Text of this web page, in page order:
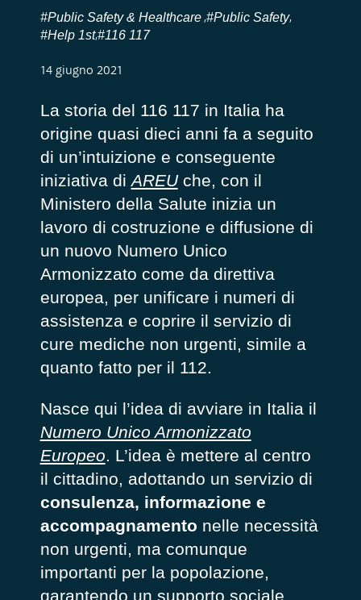
#Public Safety & Healthcare ,#Public Safety,
#Help 1st,#116 117
14 giugno 2021
La storia del 116 117 in Italia ha
origine quasi dieci anni fa a seguito
di un’intuizione e conseguente
iniziativa di AREUche, con il
Ministero della Salute inizia un
lavoro di costruzione e diffusione di
un nuovo Numero Unico
Armonizzato come da direttiva
europea, per unificare i numeri di
assistenza e coprire il servizio di
cure mediche non urgenti, simile a
quanto fatto per il 112.
Nasce qui l’idea di avviare in Italia il
Numero Unico Armonizzato
Europeo. L’idea è mettere al centro
il cittadino, adottando un servizio di
consulenza, informazione e
accompagnamento nelle necessità
non urgenti, ma comunque
importanti per la popolazione,
garantendo un supporto sociale